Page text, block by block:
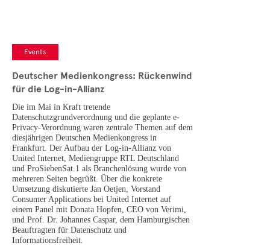
Events
Deutscher Medienkongress: Rückenwind
für die Log-in-Allianz
Die im Mai in Kraft tretende
Datenschutzgrundverordnung und die geplante e-
Privacy-Verordnung waren zentrale Themen auf dem
diesjährigen Deutschen Medienkongress in
Frankfurt. Der Aufbau der Log-in-Allianz von
United Internet, Mediengruppe RTL Deutschland
und ProSiebenSat.1 als Branchenlösung wurde von
mehreren Seiten begrüßt. Über die konkrete
Umsetzung diskutierte Jan Oetjen, Vorstand
Consumer Applications bei United Internet auf
einem Panel mit Donata Hopfen, CEO von Verimi,
und Prof. Dr. Johannes Caspar, dem Hamburgischen
Beauftragten für Datenschutz und
Informationsfreiheit.